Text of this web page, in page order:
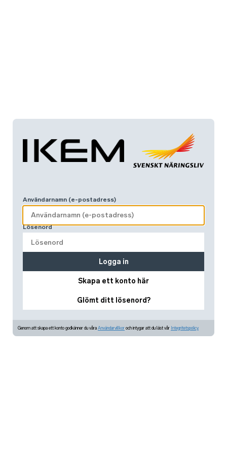
Användarnamn (e-postadress)
Lösenord
Skapa ett konto här
Glömt ditt lösenord?
Logga in
Genom att skapa ett konto godkänner du våra Användarvillkor och intygar att du läst vår Integritetspolicy.